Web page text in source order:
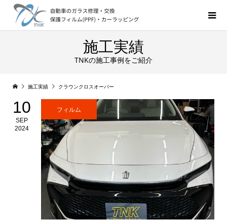
施工実績
TNKの施工事例をご紹介
施工実績 クラウンクロスオーバー
10
SEP
2024
フィルム